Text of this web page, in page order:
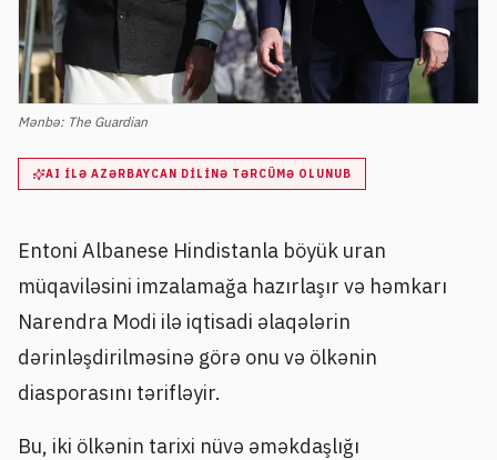
Mənbə: The Guardian
AI ILƏ AZƏRBAYCAN DILINƏ TƏRCÜMƏ OLUNUB
Entoni Albanese Hindistanla böyük uran
müqaviləsini imzalamağa hazırlaşır və həmkarı
Narendra Modi ilə iqtisadi əlaqələrin
dərinləşdirilməsinə görə onu və ölkənin
diasporasını tərifləyir.
Bu, iki ölkənin tarixi nüvə əməkdaşlığı